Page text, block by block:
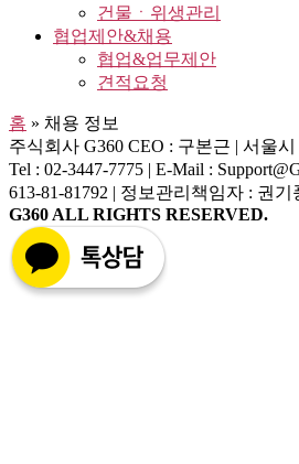
건물ㆍ위생관리
협업제안&채용
협업&업무제안
견적요청
홈 » 채용 정보
주식회사 G360 CEO : 구본근 | 서울
Tel : 02-3447-7775 | E-Mail :
613-81-81792 | 정보관리책임자 : 권기
G360 ALL RIGHTS RESERVED.